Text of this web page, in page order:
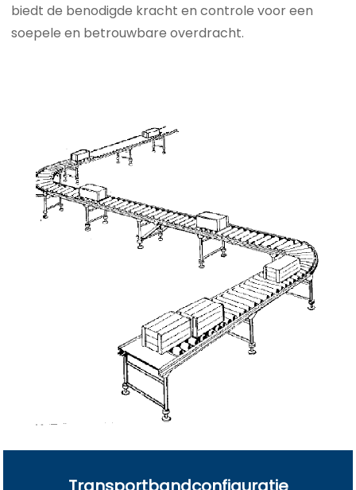
biedt de benodigde kracht en controle voor een
soepele en betrouwbare overdracht.